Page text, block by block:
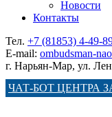
Новости
Контакты
Тел. +7 (81853) 4-49-
E-mail: ombudsman-
г. Нарьян-Мар, ул.
ЧАТ-БОТ ЦЕНТРА